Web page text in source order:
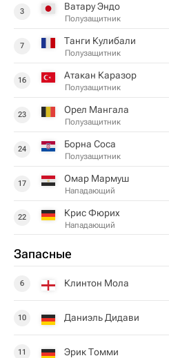
3 Ватару Эндо
Полузащитник
7 Танги Кулибали
Полузащитник
16 Атакан Каразор
Полузащитник
23 Орел Мангала
Полузащитник
24 Борна Соса
Полузащитник
17 Омар Мармуш
Нападающий
22 Крис Фюрих
Нападающий
Запасные
6 Клинтон Мола
10 Даниэль Дидави
11 Эрик Томми